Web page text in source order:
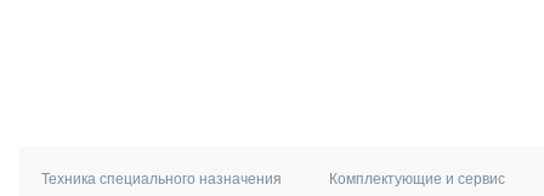
Техника специального назначения Комплектующие и сервис